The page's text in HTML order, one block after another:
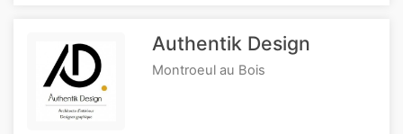
Authentik Design
Montroeul au Bois